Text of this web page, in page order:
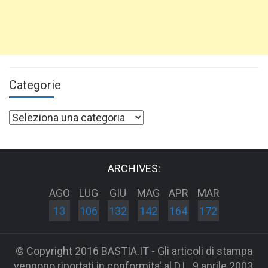
Categorie
Categorie
ARCHIVES:
AGO
13
LUG
106
GIU
132
MAG
142
APR
164
MAR
172
© Copyright 2016 BASTIA.IT - Gli articoli di stampa